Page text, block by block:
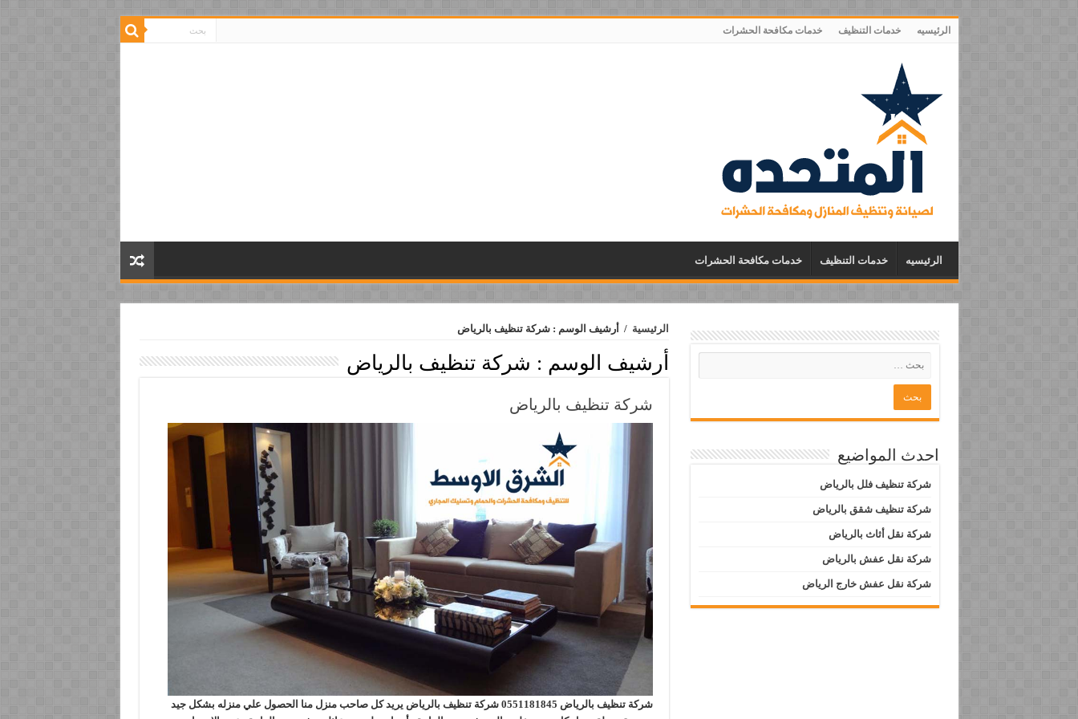
الرئيسيه خدمات التنظيف خدمات مكافحة الحشرات
الرئيسيه خدمات التنظيف خدمات مكافحة الحشرات
الرئيسية / أرشيف الوسم : شركة تنظيف بالرياض
أرشيف الوسم : شركة تنظيف بالرياض
شركة تنظيف بالرياض
شركة تنظيف بالرياض 0551181845 شركة تنظيف بالرياض يريد كل صاحب منزل منا الحصول علي منزله بشكل جيد
احدث المواضيع
شركة تنظيف فلل بالرياض
شركة تنظيف شقق بالرياض
شركة نقل أثاث بالرياض
شركة نقل عفش بالرياض
شركة نقل عفش خارج الرياض